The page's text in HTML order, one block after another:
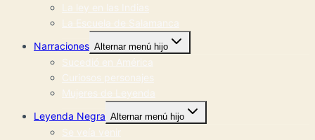
La ley en las Indias
La Escuela de Salamanca
Narraciones Alternar menú hijo
Sucedió en América
Curiosos personajes
Mujeres de Leyenda
Leyenda Negra Alternar menú hijo
Se veía venir